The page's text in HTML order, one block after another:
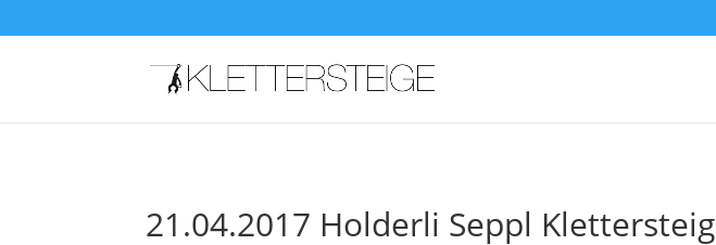
21.04.2017 Holderli Seppl Klettersteig